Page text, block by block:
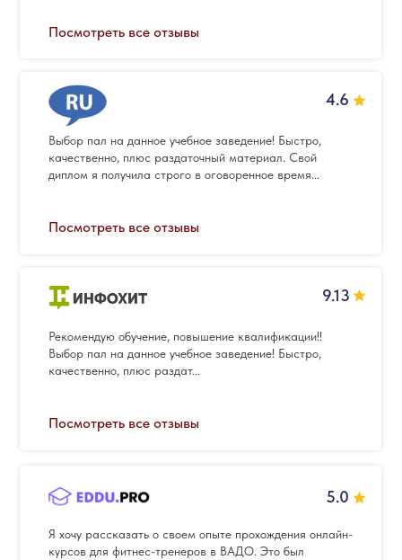
Посмотреть все отзывы
Посмотреть все отзывы
Выбор пал на данное учебное заведение! Быстро,
качественно, плюс раздаточный материал. Свой
диплом я получила строго в оговоренное время...
4.6
Посмотреть все отзывы
Рекомендую обучение, повышение квалификации!!
Выбор пал на данное учебное заведение! Быстро,
качественно, плюс раздат...
9.13
5.0
Я хочу рассказать о своем опыте прохождения онлайн-
курсов для фитнес-тренеров в ВАДО. Это был